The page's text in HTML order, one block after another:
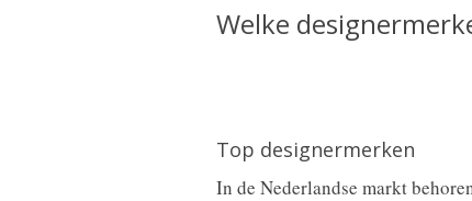
Welke
Top designermerken
In de Nederlandse markt